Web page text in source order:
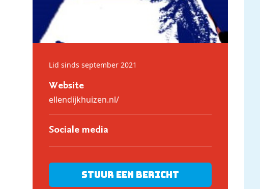
Lid sinds september 2021
Website
ellendijkhuizen.nl/
Sociale media
Stuur een bericht